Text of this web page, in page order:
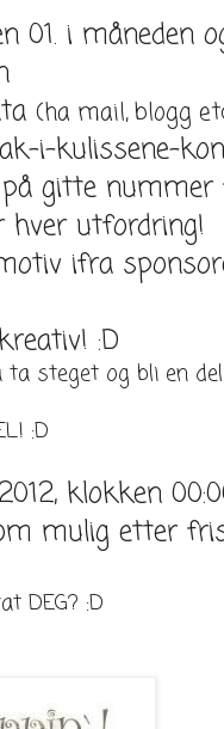
01. i måneden
(ha mail, blogg
i-kulissene-
gitte
hver utfordring!
ifra
:D
steget og bli en
:D
klokken
mulig etter
DEG? :D